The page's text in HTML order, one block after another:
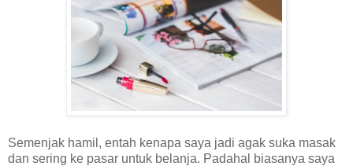
Semenjak hamil, entah kenapa saya jadi agak suka masak
dan sering ke pasar untuk belanja. Padahal biasanya saya